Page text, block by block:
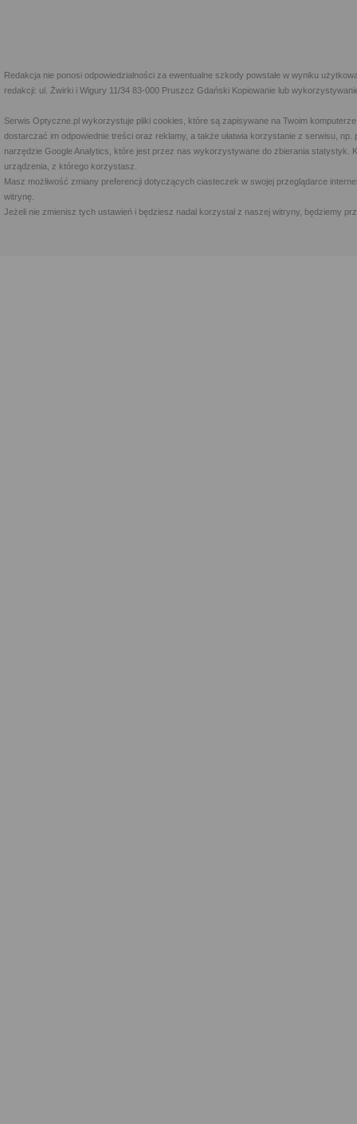
Redakcja nie ponosi odpowiedzialności za ewentualne szkody powstałe w wyniku
redakcji: ul. Żwirki i Wigury 11/34 83-000 Pruszcz Gdański Kopiowanie lub
Serwis Optyczne.pl wykorzystuje pliki cookies, które są zapisywane na Twoim
dostarczać im odpowiednie treści oraz reklamy, a także ułatwia korzystanie z serwisu,
narzędzie Google Analytics, które jest przez nas wykorzystywane do zbierania statystyk.
urządzenia, z którego korzystasz.
Masz możliwość zmiany preferencji dotyczących ciasteczek w swojej przeglądarce
witrynę.
Jeżeli nie zmienisz tych ustawień i będziesz nadal korzystał z naszej witryny, będziemy